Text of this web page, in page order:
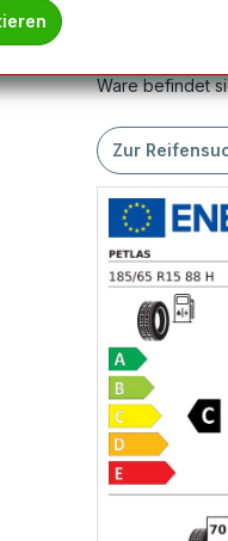
Hinweis des
Ware befindet
Zur